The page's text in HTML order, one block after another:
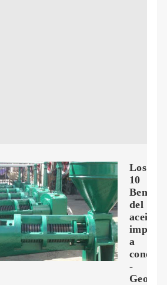
Los
10
del
a
conocer
-